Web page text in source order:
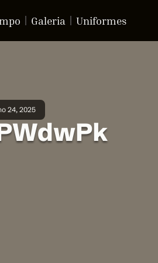
Galeria Uniformes
24, 2025